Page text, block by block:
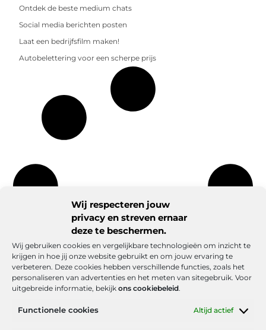
Wij respecteren jouw
privacy en streven ernaar
deze te beschermen.
Wij gebruiken cookies en vergelijkbare technologieën om inzicht te
krijgen in hoe jij onze website gebruikt en om jouw ervaring te
verbeteren. Deze cookies hebben verschillende functies, zoals het
personaliseren van advertenties en het meten van sitegebruik. Voor
uitgebreide informatie, bekijk ons cookiebeleid.
Functionele cookies Altijd actief
Ontdek de beste medium chats
Social media berichten posten
Laat een bedrijfsfilm maken!
Autobelettering voor een scherpe prijs